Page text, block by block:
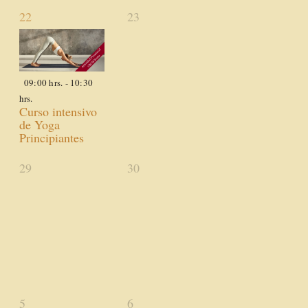
1
actividad,
22
09:00 hrs. - 10:30
hrs.
Curso intensivo
de Yoga
Principiantes
0
23
0
29 0
30
0
5 0
6